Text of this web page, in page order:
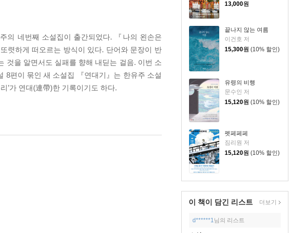
13,000원
끝나지 않는 여름
이건호 저
15,300원 (10% 할인)
유령의 비행
문수인 저
15,120원 (10% 할인)
펫페페페
짐리원 저
15,120원 (10% 할인)
이 책이 담긴 리스트 더보기
d******1 님의 리스트
의 네번째 소설집이 출간되었다. 『나의 왼손은
렷하게 떠오르는 방식이 있다. 단어와 문장이 반
것을 알면서도 실패를 향해 내딛는 걸음. 이번 소
8편이 묶인 새 소설집 『연대기』는 한유주 소설
’가 연대(連帶)한 기록이기도 하다.